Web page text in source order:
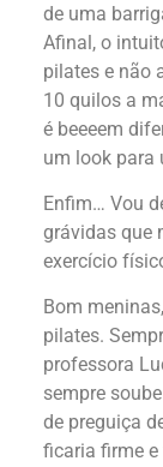
de uma
Afinal, o
pilates e não
10 quilos a
é beeeem
um look para
Enfim… Vou
grávidas que
exercício
Bom
pilates.
professora
sempre
de preguiça
ficaria firme e